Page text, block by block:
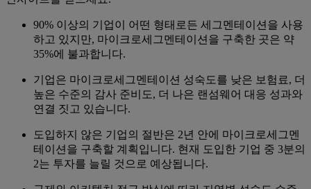
90% 이상의 기업이 어떤 형태로든 세그멘테이션을 사용
하고 있지만, 마이크로세그멘테이션을 구축한 곳은 약
35%에 불과합니다.
기업은 마이크로세그멘테이션 성숙도를 낮은 보험료, 더
높은 수준의 감사 준비도, 더 나은 랜섬웨어 대응 성과와
연결 짓고 있습니다.
도입하지 않은 기업의 절반은 2년 안에 마이크로세그멘
테이션을 구축할 계획입니다. 현재 도입한 기업 중 3분의
2는 투자를 늘릴 것으로 예상됩니다.